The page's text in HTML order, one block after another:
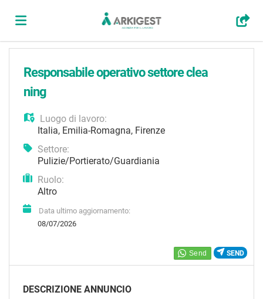
Offerte
di
lavoro
Carica
il
CV
Login
Lingua
EN
SEND
Responsabile operativo settore clea
ning
Luogo di lavoro:
Italia, Emilia-Romagna, Firenze
Settore:
Pulizie/Portierato/Guardiania
Ruolo:
Altro
Data ultimo aggiornamento:
08/07/2026
DESCRIZIONE ANNUNCIO